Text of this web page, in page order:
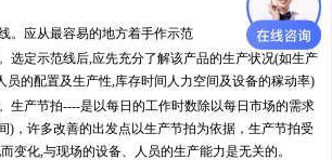
应从最容易的地方着手作示范
定示范线后,应先充分了解该产品的生产状况(如生产
员的配置及生产性,库存时间人力空间及设备的稼动率)
产节拍----是以每日的工作时数除以每日市场的需求
)，许多改善的出发点以生产节拍为依据，生产节拍受
变化,与现场的设备、人员的生产能力是无关的。